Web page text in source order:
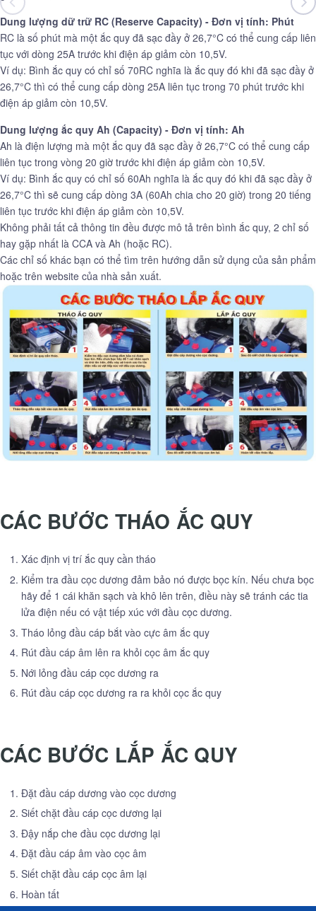
Dung lượng dữ trữ RC (Reserve Capacity) - Đơn vị tính: Phút
RC là số phút mà một ắc quy đã sạc đầy ở 26,7°C có thể cung cấp liên
tục với dòng 25A trước khi điện áp giảm còn 10,5V.
Ví dụ: Bình ắc quy có chỉ số 70RC nghĩa là ắc quy đó khi đã sạc đầy ở
26,7°C thì có thể cung cấp dòng 25A liên tục trong 70 phút trước khi
điện áp giảm còn 10,5V.
Dung lượng ắc quy Ah (Capacity) - Đơn vị tính: Ah
Ah là điện lượng mà một ắc quy đã sạc đầy ở 26,7°C có thể cung cấp
liên tục trong vòng 20 giờ trước khi điện áp giảm còn 10,5V.
Ví dụ: Bình ắc quy có chỉ số 60Ah nghĩa là ắc quy đó khi đã sạc đầy ở
26,7°C thì sẽ cung cấp dòng 3A (60Ah chia cho 20 giờ) trong 20 tiếng
liên tục trước khi điện áp giảm còn 10,5V.
Không phải tất cả thông tin đều được mô tả trên bình ắc quy, 2 chỉ số
hay gặp nhất là CCA và Ah (hoặc RC).
Các chỉ số khác bạn có thể tìm trên hướng dẫn sử dụng của sản phẩm
hoặc trên website của nhà sản xuất.
CÁC BƯỚC THÁO ẮC QUY
Xác định vị trí ắc quy cần tháo
Kiểm tra đầu cọc dương đảm bảo nó được bọc kín. Nếu chưa bọc
hãy để 1 cái khăn sạch và khô lên trên, điều này sẽ tránh các tia
lửa điện nếu có vật tiếp xúc với đầu cọc dương.
Tháo lỏng đầu cáp bắt vào cực âm ắc quy
Rút đầu cáp âm lên ra khỏi cọc âm ắc quy
Nới lỏng đầu cáp cọc dương ra
Rút đầu cáp cọc dương ra ra khỏi cọc ắc quy
CÁC BƯỚC LẮP ẮC QUY
Đặt đầu cáp dương vào cọc dương
Siết chặt đầu cáp cọc dương lại
Đậy nắp che đầu cọc dương lại
Đặt đầu cáp âm vào cọc âm
Siết chặt đầu cáp cọc âm lại
Hoàn tất